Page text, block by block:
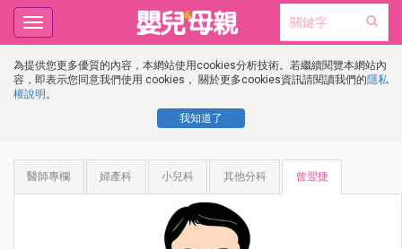
為提供您更多優質的內容，本網站使用cookies分析技術。若繼續閱覽本網站內
容，即表示您同意我們使用 cookies， 關於更多cookies資訊請閱讀我們的隱私
權說明 。
我知道了
Toggle
navigation
醫師專欄 婦產科 小兒科 其他分科 曾翌捷